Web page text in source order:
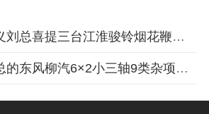
上一篇：贵州遵义刘总喜提三台江淮骏铃烟花鞭炮运输车
下一篇：杭州周总的东风柳汽6×2小三轴9类杂项危险品运输车完工待发车